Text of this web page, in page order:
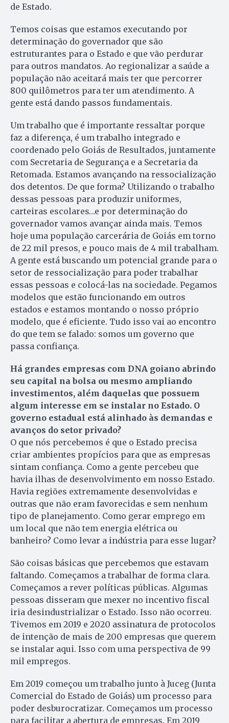
de Estado.
Temos coisas que estamos executando por
determinação do governador que são
estruturantes para o Estado e que vão perdurar
para outros mandatos. Ao regionalizar a saúde a
população não aceitará mais ter que percorrer
800 quilômetros para ter um atendimento. A
gente está dando passos fundamentais.
Um trabalho que é importante ressaltar porque
faz a diferença, é um trabalho integrado e
coordenado pelo Goiás de Resultados, juntamente
com Secretaria de Segurança e a Secretaria da
Retomada. Estamos avançando na ressocialização
dos detentos. De que forma? Utilizando o trabalho
dessas pessoas para produzir uniformes,
carteiras escolares…e por determinação do
governador vamos avançar ainda mais. Temos
hoje uma população carcerária de Goiás em torno
de 22 mil presos, e pouco mais de 4 mil trabalham.
A gente está buscando um potencial grande para o
setor de ressocialização para poder trabalhar
essas pessoas e colocá-las na sociedade. Pegamos
modelos que estão funcionando em outros
estados e estamos montando o nosso próprio
modelo, que é eficiente. Tudo isso vai ao encontro
do que tem se falado: somos um governo que
passa confiança.
Há grandes empresas com DNA goiano abrindo
seu capital na bolsa ou mesmo ampliando
investimentos, além daquelas que possuem
algum interesse em se instalar no Estado. O
governo estadual está alinhado às demandas e
avanços do setor privado?
O que nós percebemos é que o Estado precisa
criar ambientes propícios para que as empresas
sintam confiança. Como a gente percebeu que
havia ilhas de desenvolvimento em nosso Estado.
Havia regiões extremamente desenvolvidas e
outras que não eram favorecidas e sem nenhum
tipo de planejamento. Como gerar emprego em
um local que não tem energia elétrica ou
banheiro? Como levar a indústria para esse lugar?
São coisas básicas que percebemos que estavam
faltando. Começamos a trabalhar de forma clara.
Começamos a rever políticas públicas. Algumas
pessoas disseram que mexer no incentivo fiscal
iria desindustrializar o Estado. Isso não ocorreu.
Tivemos em 2019 e 2020 assinatura de protocolos
de intenção de mais de 200 empresas que querem
se instalar aqui. Isso com uma perspectiva de 99
mil empregos.
Em 2019 começou um trabalho junto à Juceg (Junta
Comercial do Estado de Goiás) um processo para
poder desburocratizar. Começamos um processo
para facilitar a abertura de empresas. Em 2019